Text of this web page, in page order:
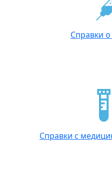
Справки
Справки с